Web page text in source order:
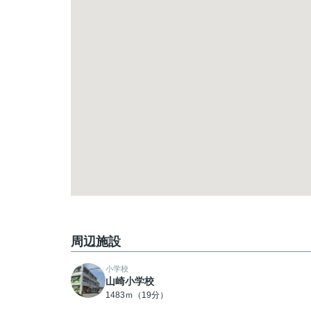
周辺施設
小学校
山崎小学校
1483ｍ（19分）